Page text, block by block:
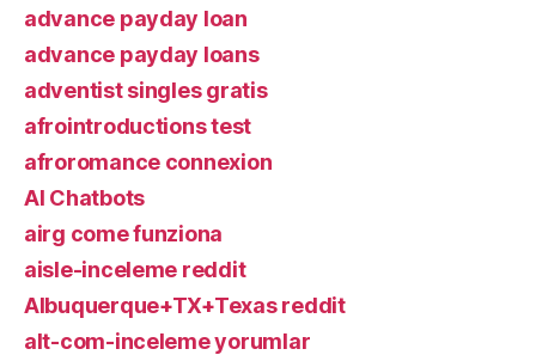
advance payday loan
advance payday loans
adventist singles gratis
afrointroductions test
afroromance connexion
AI Chatbots
airg come funziona
aisle-inceleme reddit
Albuquerque+TX+Texas reddit
alt-com-inceleme yorumlar